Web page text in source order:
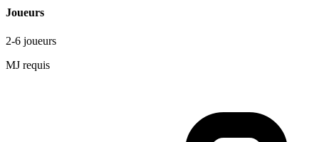
Joueurs
2-6 joueurs
MJ requis